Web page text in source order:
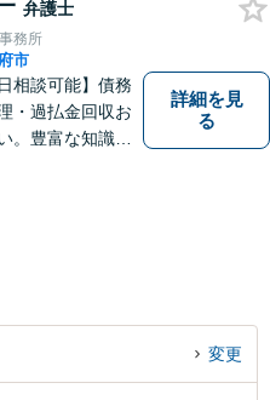
心してご相談を
と思います。
弁護士
務所
市
相談可能】債務
・過払金回収お
。豊富な知識・
詳細を見
る
変更